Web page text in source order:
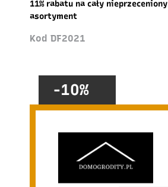
11% rabatu na cały nieprzeceniony
asortyment
Kod DF2021
-10%